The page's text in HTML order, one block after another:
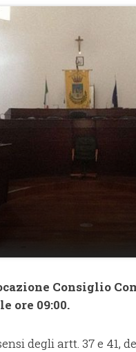
Consiglio
ore 09:00.
degli artt. 37 e 41,